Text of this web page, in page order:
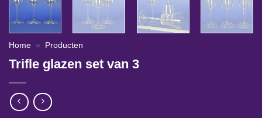
Home » Producten
Trifle glazen set van 3